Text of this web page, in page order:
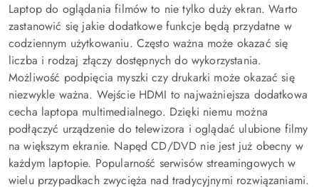
Laptop do oglądania filmów to nie tylko duży ekran. Warto
zastanowić się jakie dodatkowe funkcje będą przydatne w
codziennym użytkowaniu. Często ważna może okazać się
liczba i rodzaj złączy dostępnych do wykorzystania.
Możliwość podpięcia myszki czy drukarki może okazać się
niezwykle ważna. Wejście HDMI to najważniejsza dodatkowa
cecha laptopa multimedialnego. Dzięki niemu można
podłączyć urządzenie do telewizora i oglądać ulubione filmy
na większym ekranie. Napęd CD/DVD nie jest już obecny w
każdym laptopie. Popularność serwisów streamingowych w
wielu przypadkach zwycięża nad tradycyjnymi rozwiązaniami.